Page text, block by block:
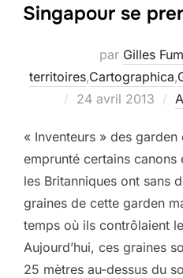
Singapour se
par Gilles
territoires,Cartographica,
Publié
24 avril 2013
« Inventeurs » des
emprunté certains canons
les Britanniques ont sans
graines de cette garden
temps où ils contrôlaient
Aujourd’hui, ces graines
25 mètres au-dessus du